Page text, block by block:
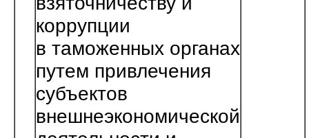
коррупции
в таможенных органах
путем привлечения
субъектов
внешнеэкономической